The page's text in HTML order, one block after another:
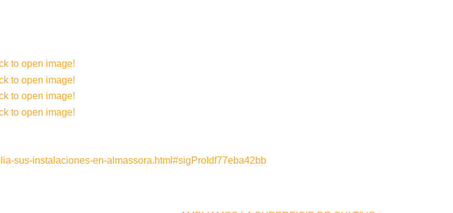
to open image!
to open image!
to open image!
to open image!
sus-instalaciones-en-almassora.html#sigProIdf77eba42bb